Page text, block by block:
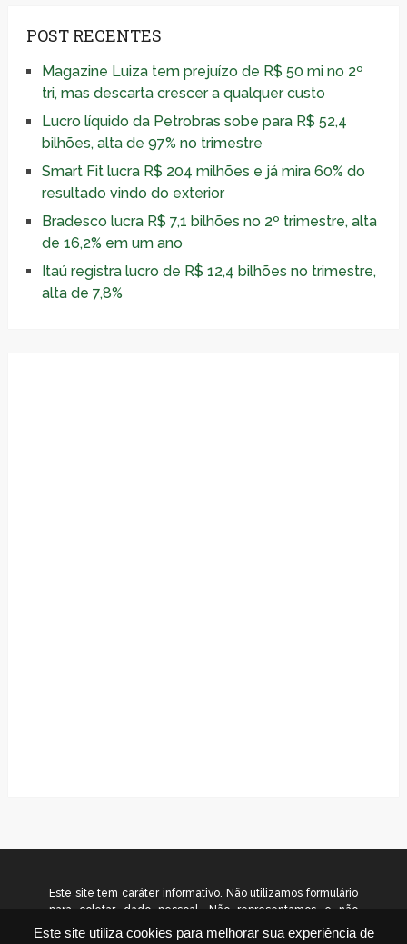
Este site utiliza cookies para melhorar sua experiência de
POST RECENTES
Magazine Luiza tem prejuízo de R$ 50 mi no 2º
tri, mas descarta crescer a qualquer custo
Lucro líquido da Petrobras sobe para R$ 52,4
bilhões, alta de 97% no trimestre
Smart Fit lucra R$ 204 milhões e já mira 60% do
resultado vindo do exterior
Bradesco lucra R$ 7,1 bilhões no 2º trimestre, alta
de 16,2% em um ano
Itaú registra lucro de R$ 12,4 bilhões no trimestre,
alta de 7,8%
Este site tem caráter informativo. Não utilizamos formulário
para coletar dado pessoal. Não representamos e não
temos relação com nenhuma empresa ou programa citado